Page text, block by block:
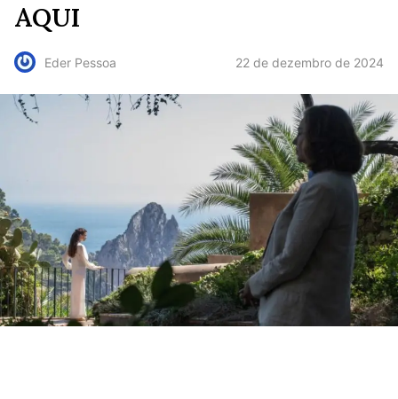
AQUI
Eder Pessoa 22 de dezembro de 2024